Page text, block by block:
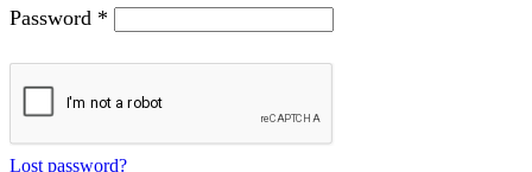
Password *
Lost password?